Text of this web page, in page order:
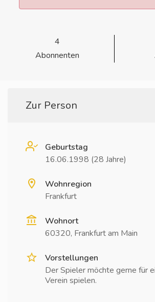
4
Abonnenten
Zur Person
Geburtstag
16.06.1998 (28 Jahre)
Wohnregion
Frankfurt
Wohnort
60320, Frankfurt am Main
Vorstellungen
Der Spieler möchte gerne für
Verein spielen.